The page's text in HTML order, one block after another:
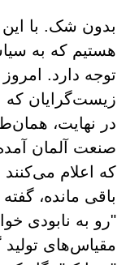
بدون شک. با
هستیم که به
توجه دارد.
‌زیست‌گرایان که
در نهایت،
صنعت آلمان
باقی مانده،
"رو به نابودی
مقیاس‌های